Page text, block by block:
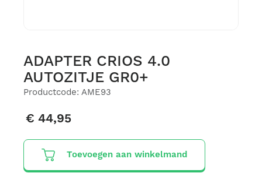
ADAPTER CRIOS 4.0
AUTOZITJE GR0+
Productcode: AME93
€ 44,95
Toevoegen aan winkelmand